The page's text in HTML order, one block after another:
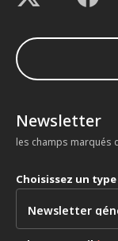
Newsletter
les champs marqués
Choisissez un type